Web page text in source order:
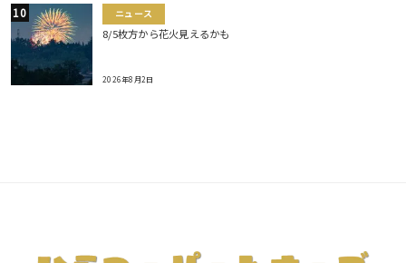
ニュース
8/5枚方から花火見えるかも
2026年8月2日